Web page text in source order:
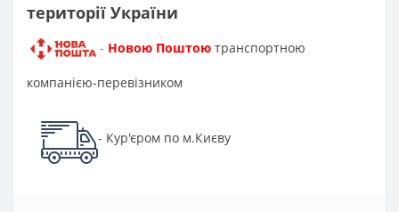
території України
- Новою Поштою транспортною
компанією-перевізником
- Кур'єром по м.Києву